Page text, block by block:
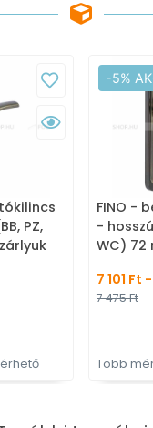
PZ,
-5%
FINO -
-
WC) 72
bronz
7 101 Ft
7 475 Ft
Több